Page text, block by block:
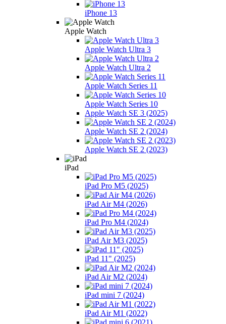
iPhone 13
Apple Watch
Apple Watch Ultra 3
Apple Watch Ultra 2
Apple Watch Series 11
Apple Watch Series 10
Apple Watch SE 3 (2025)
Apple Watch SE 2 (2024)
Apple Watch SE 2 (2023)
iPad
iPad Pro M5 (2025)
iPad Air M4 (2026)
iPad Pro M4 (2024)
iPad Air M3 (2025)
iPad 11" (2025)
iPad Air M2 (2024)
iPad mini 7 (2024)
iPad Air M1 (2022)